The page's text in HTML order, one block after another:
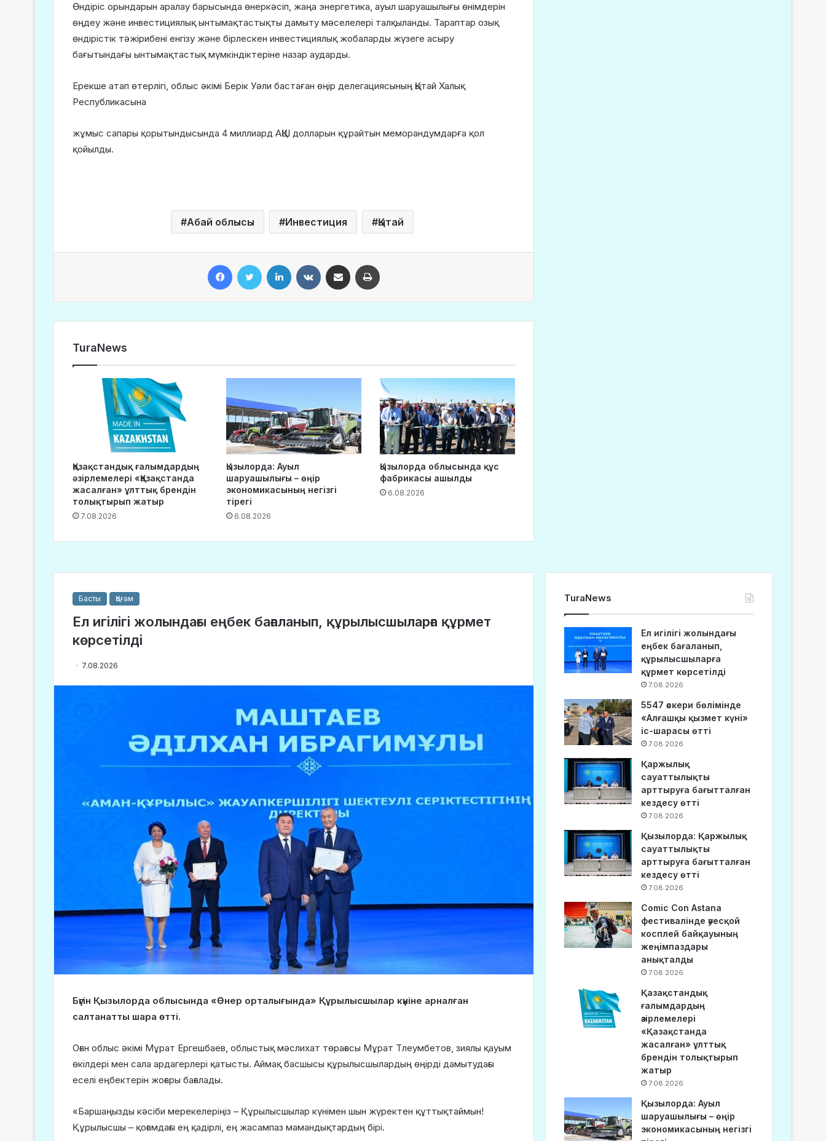
Өндіріс орындарын аралау барысында өнеркәсіп, жаңа энергетика, ауыл шаруашылығы өнімдерін
өңдеу және инвестициялық ынтымақтастықты дамыту мәселелері талқыланды. Тараптар озық
өндірістік тәжірибені енгізу және бірлескен инвестициялық жобаларды жүзеге асыру
бағытындағы ынтымақтастық мүмкіндіктеріне назар аударды.
Ерекше атап өтерлігі, облыс әкімі Берік Уәли бастаған өңір делегациясының Қытай Халық
Республикасына
жұмыс сапары қорытындысында 4 миллиард АҚШ долларын құрайтын меморандумдарға қол
қойылды.
Абай облысы Инвестиция Қытай
TuraNews
Қазақстандық ғалымдардың
әзірлемелері «Қазақстанда
жасалған» ұлттық брендін
толықтырып жатыр
7.08.2026
Қызылорда: Ауыл
шаруашылығы – өңір
экономикасының негізгі
тірегі
6.08.2026
Қызылорда облысында құс
фабрикасы ашылды
6.08.2026